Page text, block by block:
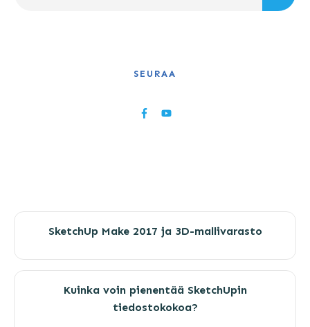
SEURAA
SketchUp Make 2017 ja 3D-mallivarasto
Kuinka voin pienentää SketchUpin
tiedostokokoa?